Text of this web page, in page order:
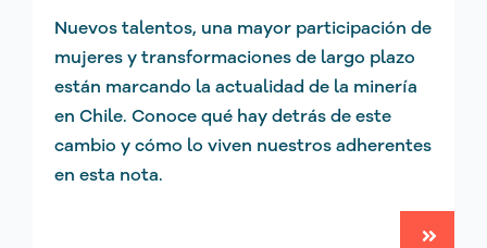
Nuevos talentos, una mayor participación de
mujeres y transformaciones de largo plazo
están marcando la actualidad de la minería
en Chile. Conoce qué hay detrás de este
cambio y cómo lo viven nuestros adherentes
en esta nota.